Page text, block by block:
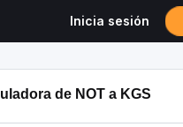
Inicia sesión
de NOT a KGS